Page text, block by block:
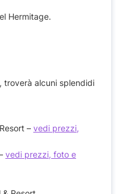
troverà alcuni splendidi
Resort – vedi prezzi,
vedi prezzi, foto e